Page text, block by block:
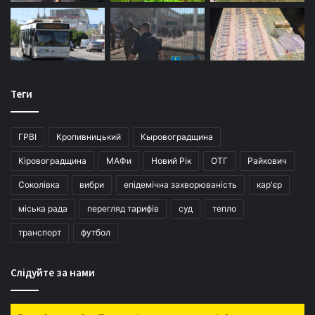
Дещо інша ситуація з автогазом. Тут на ціни вплинув
зростаючий імпорт російського продукту, це буде
визначальним фактором цінової динаміки на зріджений
Теги
ГРВІ Кропивницький Кыровоградщина
Кіровоградщина МАФи Новий Рік ОТГ Райкович
Соколівка вибри епідемічна захворюваність кар'єр
міська рада перегляд тарифів суд тепло
транспорт футбол
Слідуйте за нами